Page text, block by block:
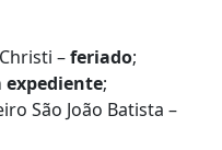
–feriado;
expediente;
São João Batista –